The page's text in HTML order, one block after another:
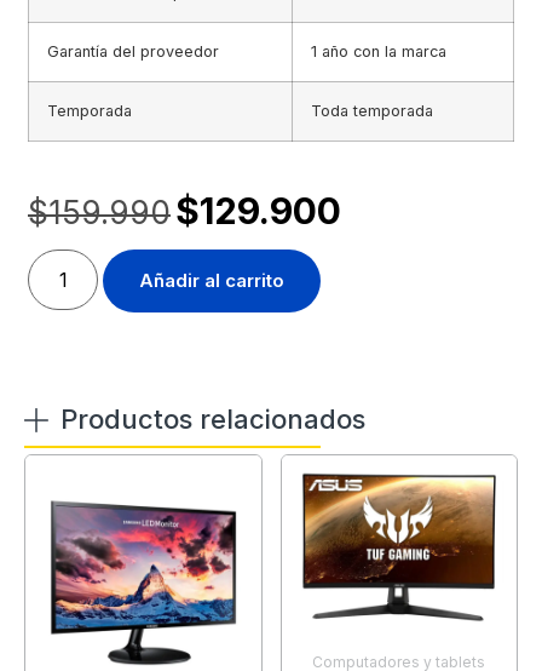
Garantía del proveedor 1 año con la marca
Temporada Toda temporada
$159.990$129.900
Añadir al carrito
Productos relacionados
Computadores y tablets